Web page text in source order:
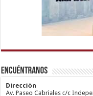
1xbetm.info
mariobet
restbetcdn.com
https://mvbcasino.com/
deneme
siteler
Kadıköy
Escort
Yakası
Escort
Encuéntranos
Dirección
Av. Paseo Cabriales c/c